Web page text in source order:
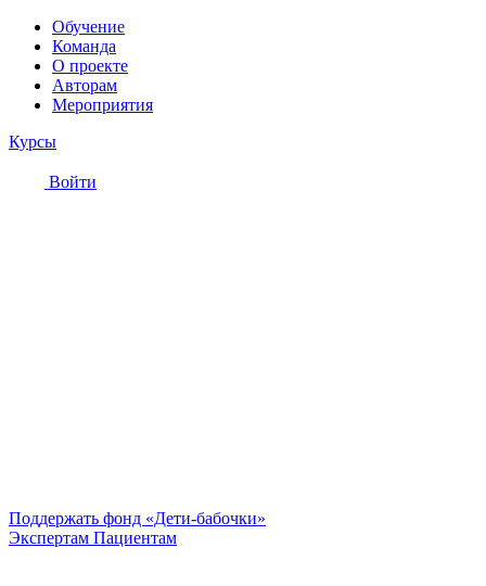
Обучение
Команда
О проекте
Авторам
Мероприятия
Курсы
Войти
Поддержать фонд «Дети-бабочки»
Экспертам Пациентам